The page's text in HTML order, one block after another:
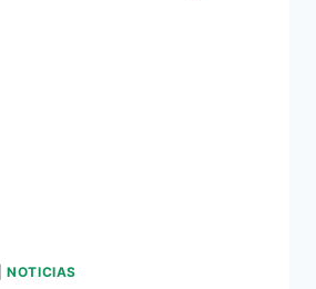
|NOTICIAS